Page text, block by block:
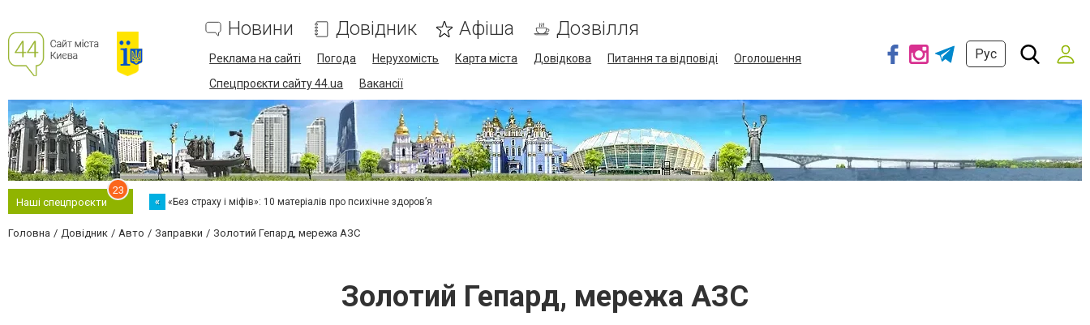
Новини Довідник Афіша Дозвілля
Реклама на сайті Погода Нерухомість Карта міста Довідкова Питання та відповіді
Оголошення
Спецпроєкти сайту 44.ua
Вакансії
Рус
Наші спецпроєкти
23
« «Без страху і міфів»: 10 матеріалів про психічне здоров’я
Головна Довідник Авто Заправки Золотий Гепард, мережа АЗС
Золотий Гепард, мережа АЗС